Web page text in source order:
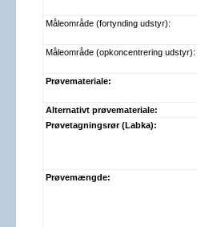
Måleområde (fortynding udstyr):
Måleområde (opkoncentrering udstyr):
Prøvemateriale:
Alternativt prøvemateriale:
Prøvetagningsrør (Labka):
Prøvemængde: